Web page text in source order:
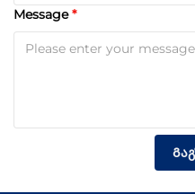
Message